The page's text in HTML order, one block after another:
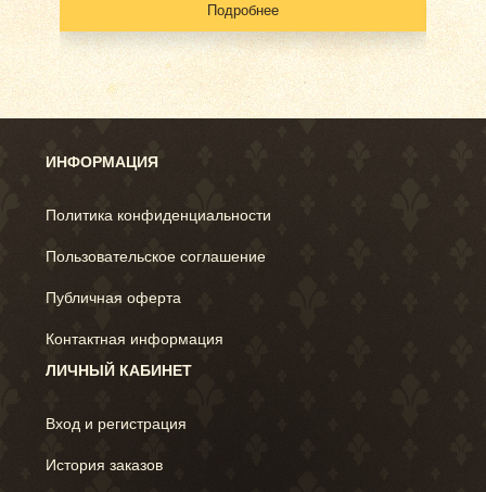
Подробнее
ИНФОРМАЦИЯ
Политика конфиденциальности
Пользовательское соглашение
Публичная оферта
Контактная информация
ЛИЧНЫЙ КАБИНЕТ
Вход и регистрация
История заказов